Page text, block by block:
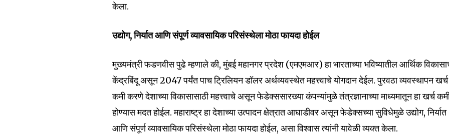
the subscribe button below. Don't worry, we respect your privacy and
won't spam your inbox. Your information is safe with us.
6,300
Fans
32,111
Followers
केला.
उद्योग, निर्यात आणि संपूर्ण व्यावसायिक परिसंस्थेला मोठा फायदा होईल
मुख्यमंत्री फडणवीस पुढे म्हणाले की, मुंबई महानगर प्रदेश (एमएमआर) हा भारताच्या भविष्यातील आर्थिक
केंद्रबिंदू असून 2047 पर्यंत पाच ट्रिलियन डॉलर अर्थव्यवस्थेत महत्त्वाचे योगदान देईल. पुरवठा व्यवस्थापन खर्च
कमी करणे देशाच्या विकासासाठी महत्त्वाचे असून फेडेक्ससारख्या कंपन्यांमुळे तंत्रज्ञानाच्या माध्यमातून हा खर्च
होण्यास मदत होईल. महाराष्ट्र हा देशाच्या उत्पादन क्षेत्रात आघाडीवर असून फेडेक्सच्या सुविधेमुळे उद्योग, निर्यात
आणि संपूर्ण व्यावसायिक परिसंस्थेला मोठा फायदा होईल, असा विश्वास त्यांनी यावेळी व्यक्त केला.